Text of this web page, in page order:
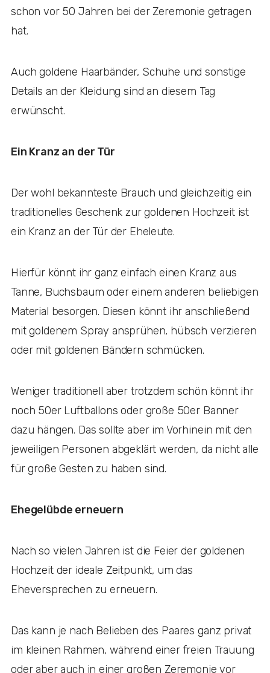
schon vor 50 Jahren bei der Zeremonie getragen
hat.
Auch goldene Haarbänder, Schuhe und sonstige
Details an der Kleidung sind an diesem Tag
erwünscht.
Ein Kranz an der Tür
Der wohl bekannteste Brauch und gleichzeitig ein
traditionelles Geschenk zur goldenen Hochzeit ist
ein Kranz an der Tür der Eheleute.
Hierfür könnt ihr ganz einfach einen Kranz aus
Tanne, Buchsbaum oder einem anderen beliebigen
Material besorgen. Diesen könnt ihr anschließend
mit goldenem Spray ansprühen, hübsch verzieren
oder mit goldenen Bändern schmücken.
Weniger traditionell aber trotzdem schön könnt ihr
noch 50er Luftballons oder große 50er Banner
dazu hängen. Das sollte aber im Vorhinein mit den
jeweiligen Personen abgeklärt werden, da nicht alle
für große Gesten zu haben sind.
Ehegelübde erneuern
Nach so vielen Jahren ist die Feier der goldenen
Hochzeit der ideale Zeitpunkt, um das
Eheversprechen zu erneuern.
Das kann je nach Belieben des Paares ganz privat
im kleinen Rahmen, während einer freien Trauung
oder aber auch in einer großen Zeremonie vor